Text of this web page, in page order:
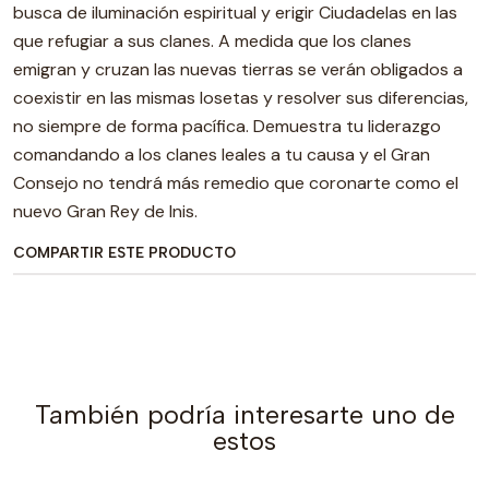
busca de iluminación espiritual y erigir Ciudadelas en las
que refugiar a sus clanes. A medida que los clanes
emigran y cruzan las nuevas tierras se verán obligados a
coexistir en las mismas losetas y resolver sus diferencias,
no siempre de forma pacífica. Demuestra tu liderazgo
comandando a los clanes leales a tu causa y el Gran
Consejo no tendrá más remedio que coronarte como el
nuevo Gran Rey de Inis.
COMPARTIR ESTE PRODUCTO
También podría interesarte uno de
estos